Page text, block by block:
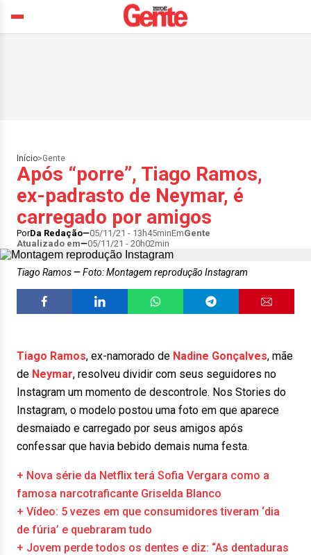
Início>Gente
Após “porre”, Tiago Ramos,
ex-padrasto de Neymar, é
carregado por amigos
PorDa Redação 05/11/21 - 13h45minEmGente
Atualizado em
05/11/21 - 20h02min
Tiago Ramos Foto: Montagem reprodução Instagram
Tiago Ramos, ex-namorado de Nadine Gonçalves, mãe
de Neymar, resolveu dividir com seus seguidores no
Instagram um momento de descontrole. Nos Stories do
Instagram, o modelo postou uma foto em que aparece
desmaiado e carregado por seus amigos após
confessar que havia bebido demais numa festa.
+ Nova série da Netflix terá Sofia Vergara como a
famosa narcotraficante Griselda Blanco
+ Vídeo: 5 vezes em que consumidores tiveram ‘dia
de fúria’ e quebraram tudo
+ Jovem perde todos os dentes e diz: “As dentaduras